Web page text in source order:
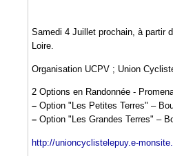
Samedi 4 Juillet prochain, à partir
Loire.
Organisation UCPV ; Union
2 Options en Randonnée -
– Option "Les Petites Terres" –
– Option "Les Grandes Terres" –
http://unioncyclistelepuy.e-